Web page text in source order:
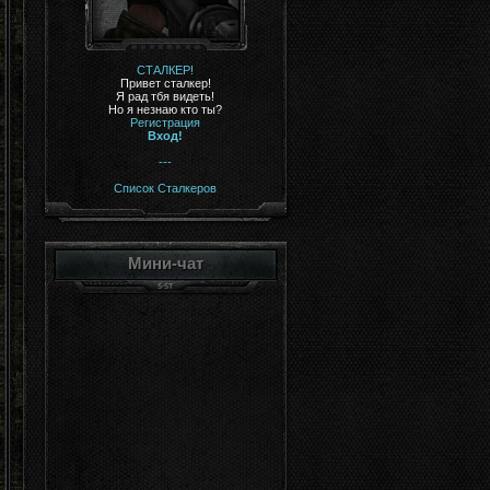
СТАЛКЕР!
Привет сталкер!
Я рад тбя видеть!
Но я незнаю кто ты?
Регистрация
Вход!
---
Список Сталкеров
Мини-чат